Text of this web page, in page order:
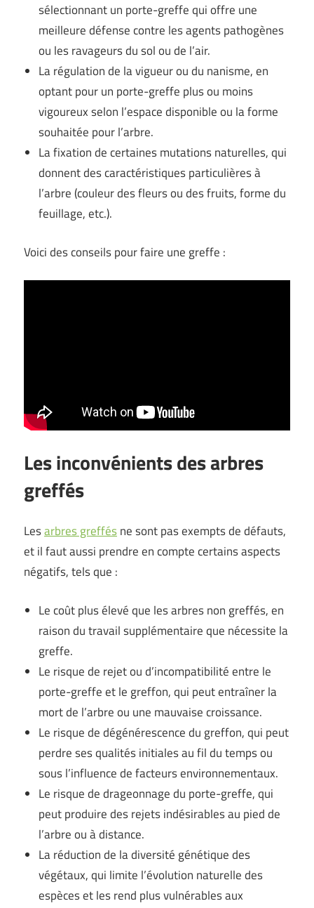
sélectionnant un porte-greffe qui offre une
meilleure défense contre les agents pathogènes
ou les ravageurs du sol ou de l’air.
La régulation de la vigueur ou du nanisme, en
optant pour un porte-greffe plus ou moins
vigoureux selon l’espace disponible ou la forme
souhaitée pour l’arbre.
La fixation de certaines mutations naturelles, qui
donnent des caractéristiques particulières à
l’arbre (couleur des fleurs ou des fruits, forme du
feuillage, etc.).
Voici des conseils pour faire une greffe :
Les inconvénients des arbres
greffés
Lesarbres greffésne sont pas exempts de défauts,
et il faut aussi prendre en compte certains aspects
négatifs, tels que :
Le coût plus élevé que les arbres non greffés, en
raison du travail supplémentaire que nécessite la
greffe.
Le risque de rejet ou d’incompatibilité entre le
porte-greffe et le greffon, qui peut entraîner la
mort de l’arbre ou une mauvaise croissance.
Le risque de dégénérescence du greffon, qui peut
perdre ses qualités initiales au fil du temps ou
sous l’influence de facteurs environnementaux.
Le risque de drageonnage du porte-greffe, qui
peut produire des rejets indésirables au pied de
l’arbre ou à distance.
La réduction de la diversité génétique des
végétaux, qui limite l’évolution naturelle des
espèces et les rend plus vulnérables aux